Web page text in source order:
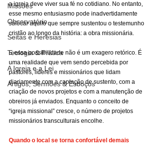
Missões
Observatório
Seitas e Heresias
Teologia & Prática
A Igreja e a Lei
Artigos, Sermões & Esboços
a igreja deve viver sua fé no cotidiano. No entanto,
esse mesmo entusiasmo pode inadvertidamente
sufocar aquilo que sempre sustentou o testemunho
cristão ao longo da história: a obra missionária.
E essa possibilidade não é um exagero retórico. É
uma realidade que vem sendo percebida por
pastores, líderes e missionários que lidam
diariamente com a captação de sustento, com a
criação de novos projetos e com a manutenção de
obreiros já enviados. Enquanto o conceito de
“igreja missional” cresce, o número de projetos
missionários transculturais encolhe.
Quando o local se torna confortável demais